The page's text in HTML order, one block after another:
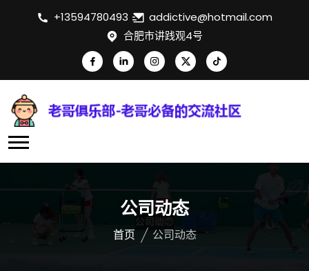
+13594780493
addictive@hotmail.com
合肥市讲践观4号
公司动态
首页 公司动态